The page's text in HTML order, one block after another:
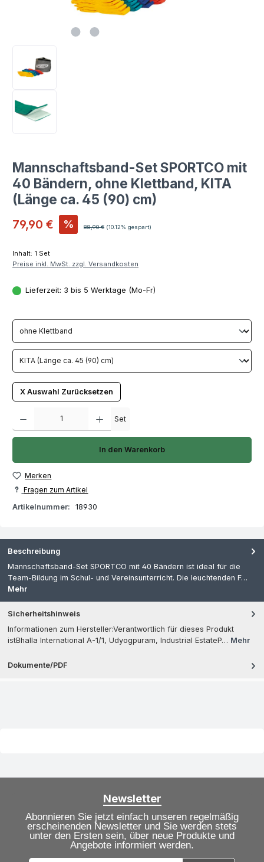
Mannschaftsband-Set SPORTCO mit
40 Bändern, ohne Klettband, KITA
(Länge ca. 45 (90) cm)
Verkaufspreis:
79,90 € % Regulärer Preis:
88,90 € (10.12% gespart)
Inhalt: 1 Set
Preise inkl. MwSt. zzgl. Versandkosten
Lieferzeit: 3 bis 5 Werktage (Mo-Fr)
X Auswahl Zurücksetzen
Set
In den Warenkorb
Merken
Fragen zum Artikel
Artikelnummer:
18930
Beschreibung
Mannschaftsband-Set SPORTCO mit 40 Bändern ist ideal für die
Team-Bildung im Schul- und Vereinsunterricht. Die leuchtenden F…
Mehr
Sicherheitshinweis
Informationen zum Hersteller:Verantwortlich für dieses Produkt
istBhalla International A-1/1, Udyogpuram, Industrial EstateP… Mehr
Dokumente/PDF
Newsletter
Abonnieren Sie jetzt einfach unseren regelmäßig
erscheinenden Newsletter und Sie werden stets
unter den Ersten sein, über neue Produkte und
Angebote informiert werden.